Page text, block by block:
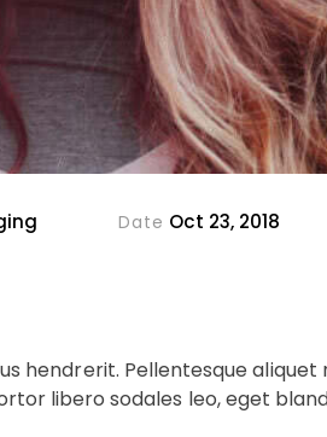
Date Oct 23, 2018
hendrerit. Pellentesque aliquet
libero sodales leo, eget